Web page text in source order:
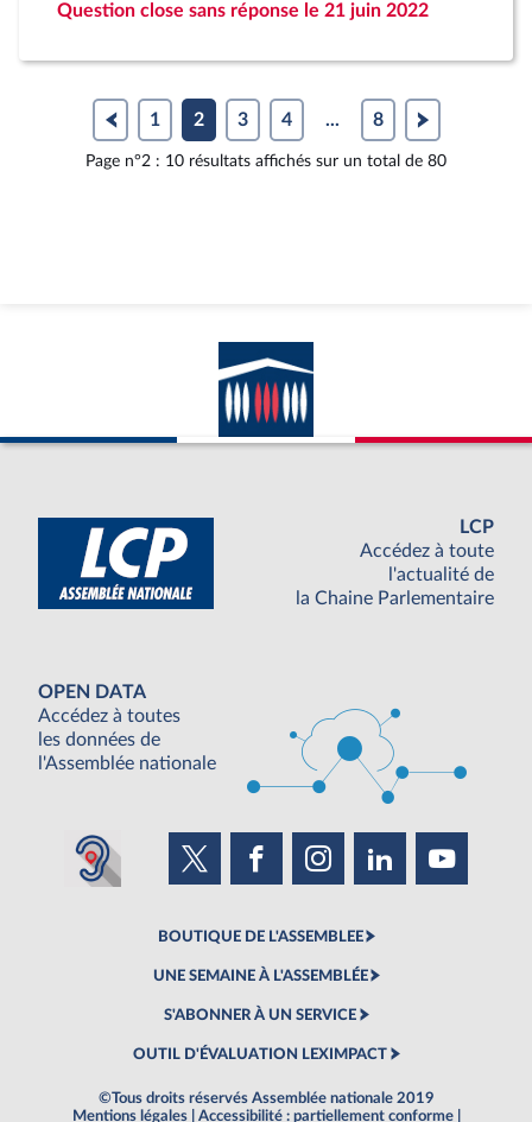
Question close sans réponse le 21 juin 2022
1 2 3 4 ... 8
Page n°2 : 10 résultats affichés sur un total de 80
LCP
Accédez à toute
l'actualité de
la Chaine Parlementaire
OPEN DATA
Accédez à toutes
les données de
l'Assemblée nationale
BOUTIQUE DE L'ASSEMBLEE
UNE SEMAINE À L'ASSEMBLÉE
S'ABONNER À UN SERVICE
OUTIL D'ÉVALUATION LEXIMPACT
©Tous droits réservés Assemblée nationale 2019
Mentions légales
Accessibilité : partiellement conforme